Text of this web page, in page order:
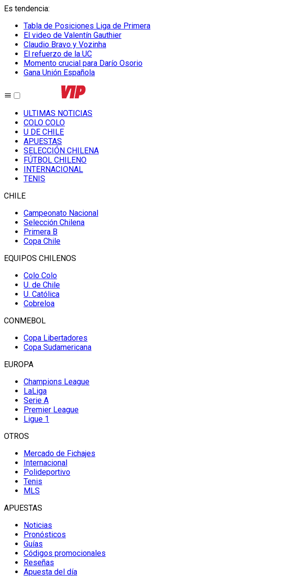
Es tendencia:
Tabla de Posiciones Liga de Primera
El video de Valentín Gauthier
Claudio Bravo y Vozinha
El refuerzo de la UC
Momento crucial para Darío Osorio
Gana Unión Española
ULTIMAS NOTICIAS
COLO COLO
U DE CHILE
APUESTAS
SELECCIÓN CHILENA
FÚTBOL CHILENO
INTERNACIONAL
TENIS
CHILE
Campeonato Nacional
Selección Chilena
Primera B
Copa Chile
EQUIPOS CHILENOS
Colo Colo
U. de Chile
U. Católica
Cobreloa
CONMEBOL
Copa Libertadores
Copa Sudamericana
EUROPA
Champions League
LaLiga
Serie A
Premier League
Ligue 1
OTROS
Mercado de Fichajes
Internacional
Polideportivo
Tenis
MLS
APUESTAS
Noticias
Pronósticos
Guías
Códigos promocionales
Reseñas
Apuesta del día